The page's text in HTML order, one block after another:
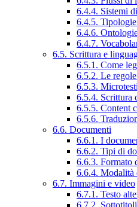
6.4.4. Sistemi
6.4.5.
6.4.6.
6.4.7.
6.5. Scrittura e
6.5.1. Come
6.5.2. Le
6.5.3. Microtesti
6.5.4. Scrittura
6.5.5. Content
6.5.6.
6.6. Documenti
6.6.1. I
6.6.2. Tipi di
6.6.3. Formato
6.6.4. Modalità
6.7. Immagini e video
6.7.1. Testo
6.7.2.